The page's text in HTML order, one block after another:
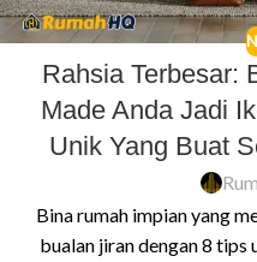
Rahsia Terbesar:
Made Anda Jadi
Unik Yang Buat
Bina rumah impian yang
bualan jiran dengan 8 tips